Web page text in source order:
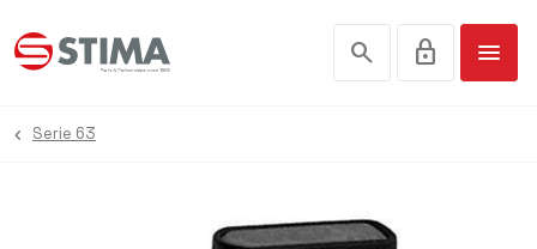
search lock menu
Serie 63